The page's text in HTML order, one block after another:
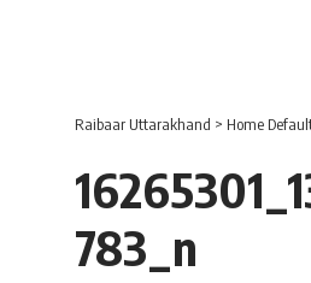
Raibaar Uttarakhand > Home
783_n